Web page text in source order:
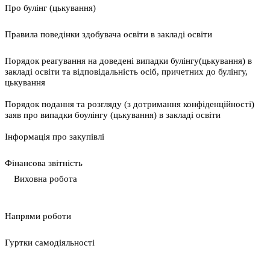
Про булінг (цькування)
Правила поведінки здобувача освіти в закладі освіти
Порядок реагування на доведені випадки булінгу(цькування) в
закладі освіти та відповідальність осіб, причетних до булінгу,
цькування
Порядок подання та розгляду (з дотримання конфіденційності)
заяв про випадки боулінгу (цькування) в закладі освіти
Інформація про закупівлі
Фінансова звітність
Виховна робота
Напрями роботи
Гуртки самодіяльності